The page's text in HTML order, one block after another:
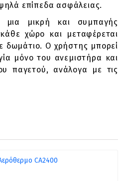
επίπεδα ασφάλειας.
μια μικρή και συμπαγής
χώρο και μεταφέρεται
δωμάτιο. Ο χρήστης μπορεί
μόνο του ανεμιστήρα και
παγετού, ανάλογα με τις